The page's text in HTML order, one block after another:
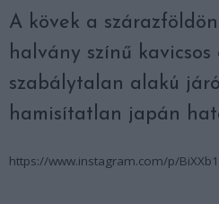
A kövek a
halvány színű kavicsos
szabálytalan alakú
hamisítatlan japán
https://www.instagram.com/p/